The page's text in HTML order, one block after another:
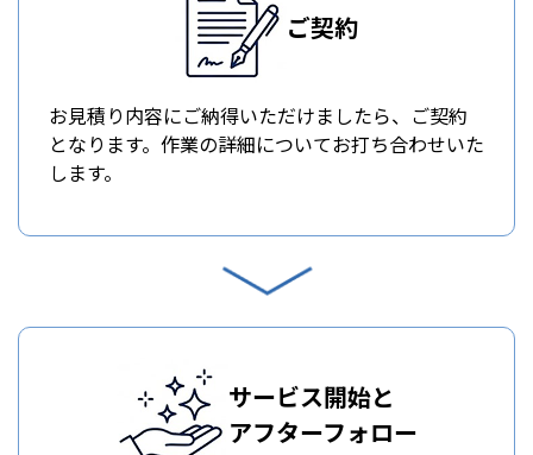
ご契約
お見積り内容にご納得いただけましたら、ご契約
となります。作業の詳細についてお打ち合わせいた
します。
サービス開始と
アフターフォロー